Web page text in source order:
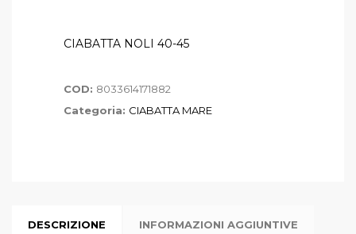
CIABATTA NOLI 40-45
COD: 8033614171882
Categoria: CIABATTA MARE
DESCRIZIONE INFORMAZIONI AGGIUNTIVE